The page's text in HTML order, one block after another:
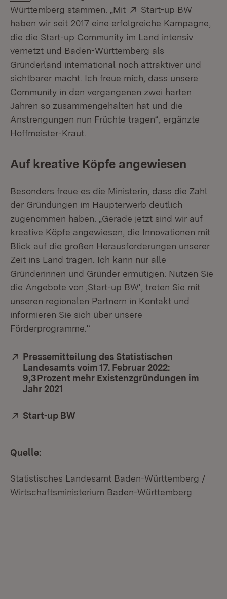
Württemberg stammen. „Mit
Extern:
Start-up BW
haben wir seit 2017 eine erfolgreiche Kampagne,
die die Start-up Community im Land intensiv
vernetzt und Baden-Württemberg als
Gründerland international noch attraktiver und
sichtbarer macht. Ich freue mich, dass unsere
Community in den vergangenen zwei harten
Jahren so zusammengehalten hat und die
Anstrengungen nun Früchte tragen“, ergänzte
Hoffmeister-Kraut.
Auf kreative Köpfe angewiesen
Besonders freue es die Ministerin, dass die Zahl
der Gründungen im Haupterwerb deutlich
zugenommen haben. „Gerade jetzt sind wir auf
kreative Köpfe angewiesen, die Innovationen mit
Blick auf die großen Herausforderungen unserer
Zeit ins Land tragen. Ich kann nur alle
Gründerinnen und Gründer ermutigen: Nutzen Sie
die Angebote von ‚Start-up BW‘, treten Sie mit
unseren regionalen Partnern in Kontakt und
informieren Sie sich über unsere
Förderprogramme.“
Extern:
Pressemitteilung des Statistischen
Landesamts voim 17. Februar 2022:
9,3 Prozent mehr Existenzgründungen im
Jahr 2021
Extern:
Start-up BW
Quelle:
Statistisches Landesamt Baden-Württemberg /
Wirtschaftsministerium Baden-Württemberg